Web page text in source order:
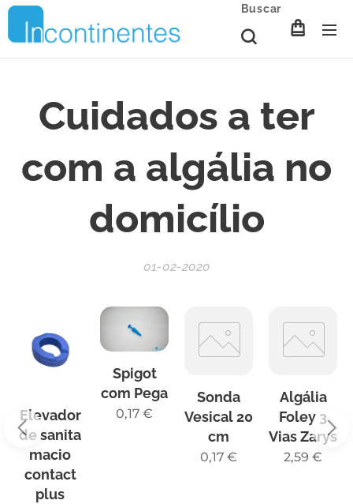
Buscar
Cuidados a ter
com a algália no
domicílio
01-02-2020
Elevador
de sanita
macio
contact
plus
Spigot
com Pega
0,17 €
Sonda
Vesical 20
cm
0,17 €
Algália
Foley 3
Vias Zarys
2,59 €